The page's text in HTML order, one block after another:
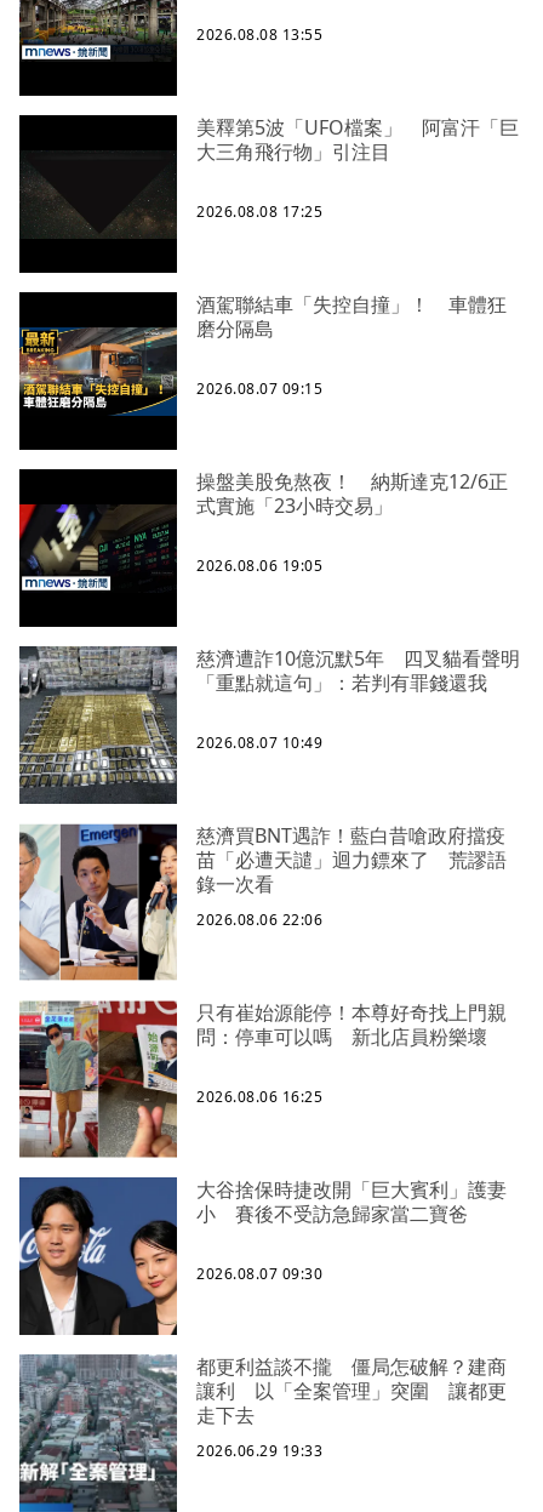
2026.08.08 13:55
美釋第5波「UFO檔案」 阿富汗「巨
大三角飛行物」引注目
2026.08.08 17:25
酒駕聯結車「失控自撞」！ 車體狂
磨分隔島
2026.08.07 09:15
操盤美股免熬夜！ 納斯達克12/6正
式實施「23小時交易」
2026.08.06 19:05
慈濟遭詐10億沉默5年 四叉貓看聲明
「重點就這句」：若判有罪錢還我
2026.08.07 10:49
慈濟買BNT遇詐！藍白昔嗆政府擋疫
苗「必遭天譴」迴力鏢來了 荒謬語
錄一次看
2026.08.06 22:06
只有崔始源能停！本尊好奇找上門親
問：停車可以嗎 新北店員粉樂壞
2026.08.06 16:25
大谷捨保時捷改開「巨大賓利」護妻
小 賽後不受訪急歸家當二寶爸
2026.08.07 09:30
都更利益談不攏 僵局怎破解？建商
讓利 以「全案管理」突圍 讓都更
走下去
2026.06.29 19:33